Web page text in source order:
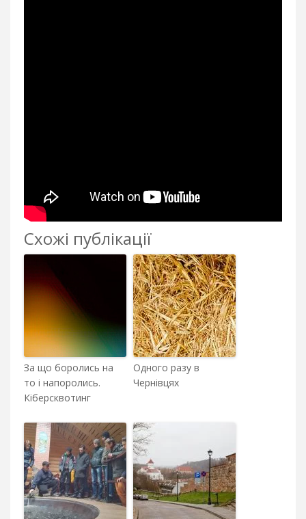
Схожі публікації
За що боролись на
то і напоролись.
Кіберсквотинг
Одного разу в
Чернівцях